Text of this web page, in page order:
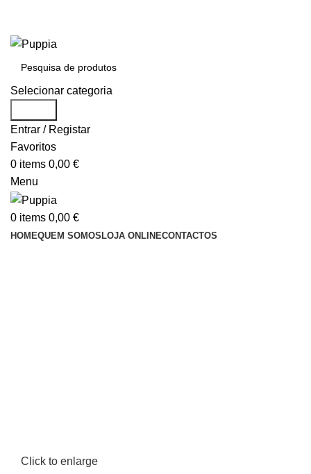
Selecionar categoria
Entrar / Registar
Favoritos
0 items 0,00 €
Menu
0 items 0,00 €
HOMEQUEM SOMOSLOJA ONLINECONTACTOS
Click to enlarge